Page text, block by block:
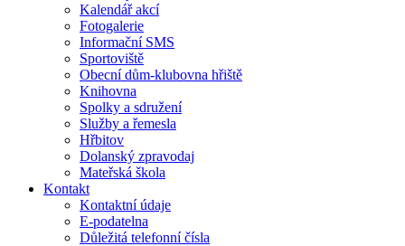
Kalendář akcí
Fotogalerie
Informační SMS
Sportoviště
Obecní dům-klubovna hřiště
Knihovna
Spolky a sdružení
Služby a řemesla
Hřbitov
Dolanský zpravodaj
Mateřská škola
Kontakt
Kontaktní údaje
E-podatelna
Důležitá telefonní čísla